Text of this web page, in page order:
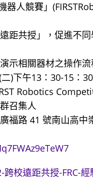
器人競賽」
距共授」，促進不
示相關器材之操作流
)下午13：30-15：30
Robotics
召集人
福路 41 號南山高中
校遠距共授-FRC-